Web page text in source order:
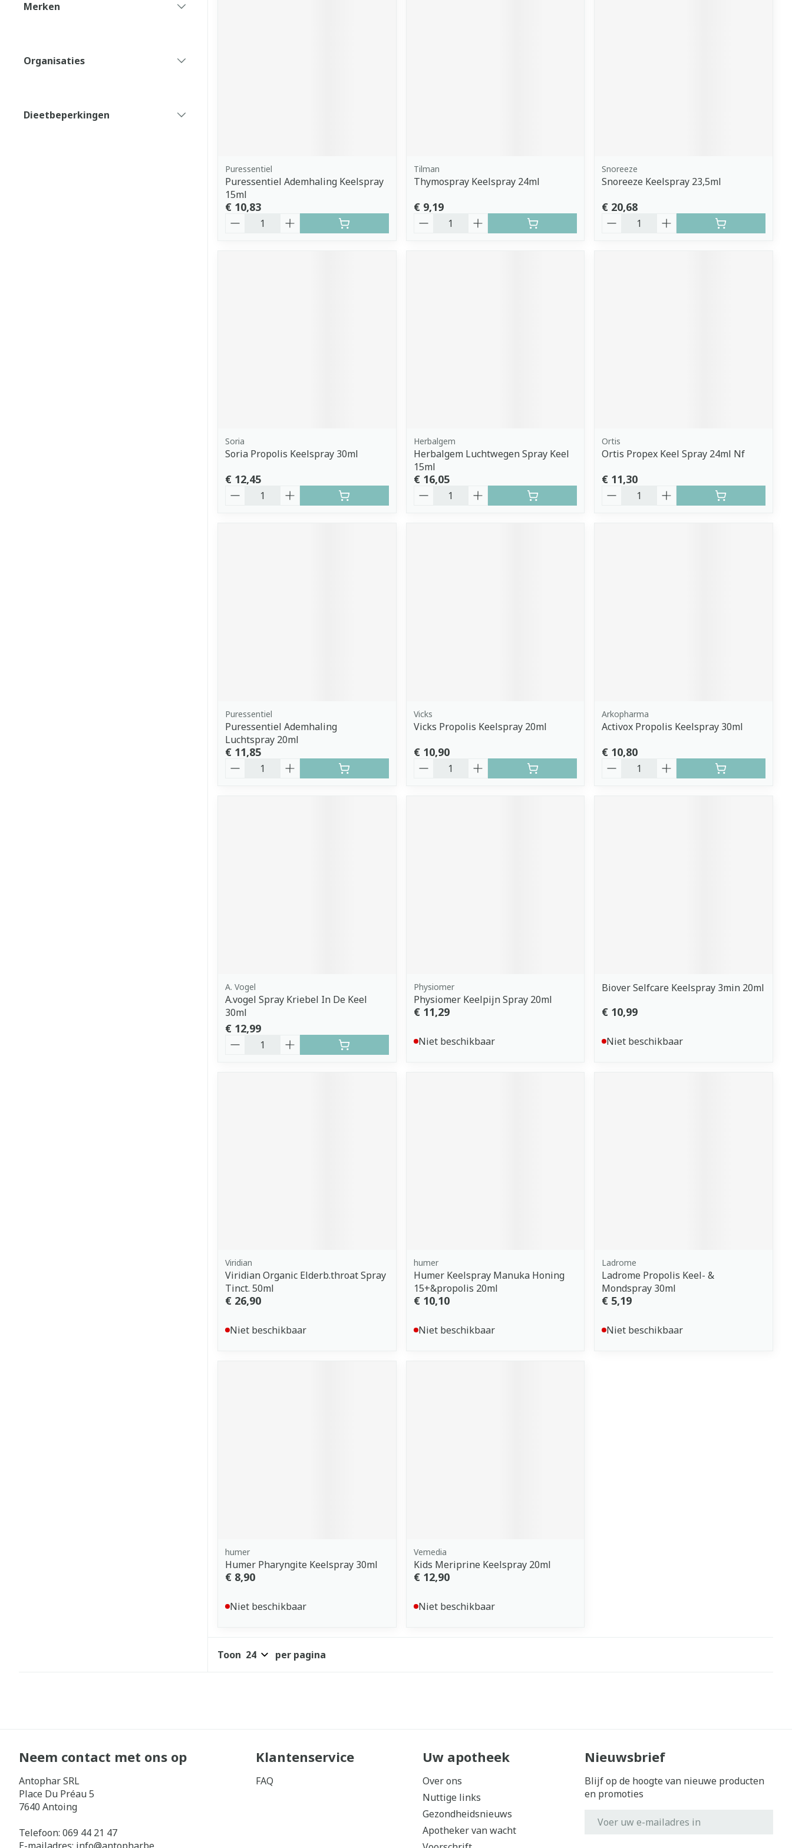
Merken
Organisaties
Dieetbeperkingen
Puressentiel
Puressentiel Ademhaling Keelspray
15ml
€ 10,83
Tilman
Thymospray Keelspray 24ml
€ 9,19
Snoreeze
Snoreeze Keelspray 23,5ml
€ 20,68
Soria
Soria Propolis Keelspray 30ml
€ 12,45
Herbalgem
Herbalgem Luchtwegen Spray Keel
15ml
€ 16,05
Ortis
Ortis Propex Keel Spray 24ml Nf
€ 11,30
Puressentiel
Puressentiel Ademhaling
Luchtspray 20ml
€ 11,85
Vicks
Vicks Propolis Keelspray 20ml
€ 10,90
Arkopharma
Activox Propolis Keelspray 30ml
€ 10,80
A. Vogel
A.vogel Spray Kriebel In De Keel
30ml
€ 12,99
Physiomer
Physiomer Keelpijn Spray 20ml
€ 11,29
Niet beschikbaar
Biover Selfcare Keelspray 3min 20ml
€ 10,99
Niet beschikbaar
Viridian
Viridian Organic Elderb.throat Spray
Tinct. 50ml
€ 26,90
Niet beschikbaar
humer
Humer Keelspray Manuka Honing
15+&propolis 20ml
€ 10,10
Niet beschikbaar
Ladrome
Ladrome Propolis Keel- &
Mondspray 30ml
€ 5,19
Niet beschikbaar
humer
Humer Pharyngite Keelspray 30ml
€ 8,90
Niet beschikbaar
Vemedia
Kids Meriprine Keelspray 20ml
€ 12,90
Niet beschikbaar
Toon per pagina
Neem contact met ons op
Antophar SRL
Place Du Préau 5
7640 Antoing
Telefoon: 069 44 21 47
Klantenservice
FAQ
Uw apotheek
Over ons
Nuttige links
Gezondheidsnieuws
Apotheker van wacht
Nieuwsbrief
Blijf op de hoogte van nieuwe producten
en promoties